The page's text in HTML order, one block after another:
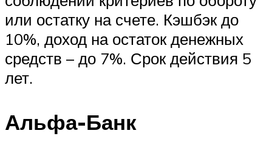
или остатку на счете. Кэшбэк до
10%, доход на остаток денежных
средств – до 7%. Срок действия 5
лет.
Альфа-Банк